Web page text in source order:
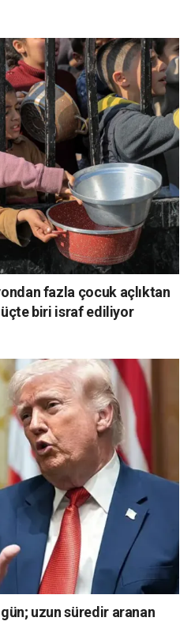
fazla çocuk açlıktan
üçte biri israf ediliyor
uzun süredir aranan